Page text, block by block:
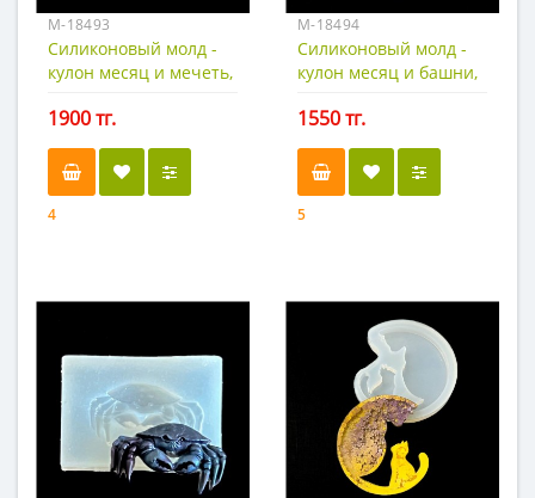
М-18493
Силиконовый молд -
кулон месяц и мечеть,
1900 тг.
4
М-18494
Силиконовый молд -
кулон месяц и башни,
1550 тг.
5